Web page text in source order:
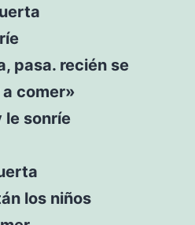
pasa. recién se
comer»
le sonríe
los niños